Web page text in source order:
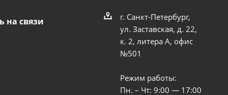
на связи
г. Санкт-Петербург,
ул. Заставская, д. 22,
к. 2, литера А, офис
№501
Режим работы:
Пн. – Чт: 9:00 — 17:00